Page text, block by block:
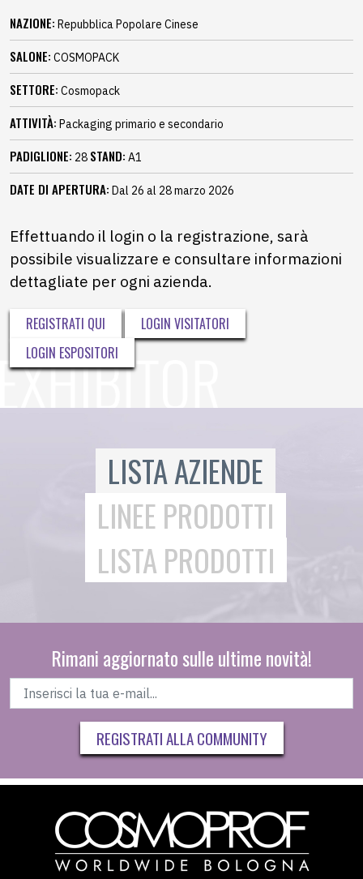
NAZIONE: Repubblica Popolare Cinese
SALONE: COSMOPACK
SETTORE: Cosmopack
ATTIVITÀ: Packaging primario e secondario
PADIGLIONE: 28 STAND: A1
DATE DI APERTURA: Dal 26 al 28 marzo 2026
Effettuando il login o la registrazione, sarà
possibile visualizzare e consultare informazioni
dettagliate per ogni azienda.
REGISTRATI QUI
LOGIN VISITATORI
LOGIN ESPOSITORI
LISTA AZIENDE
LINEE PRODOTTI
LISTA PRODOTTI
Rimani aggiornato sulle ultime novità!
REGISTRATI ALLA COMMUNITY